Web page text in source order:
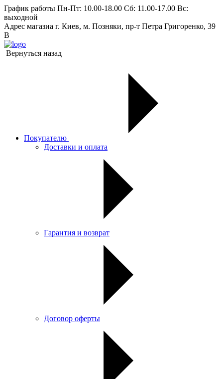
График работы Пн-Пт: 10.00-18.00 Сб: 11.00-17.00 Вс:
выходной
Адрес магазиа г. Киев, м. Позняки, пр-т Петра Григоренко, 39
В
Вернуться назад
Покупателю
Доставки и оплата
Гарантия и возврат
Договор оферты